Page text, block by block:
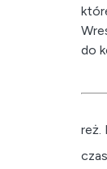
do
reż.